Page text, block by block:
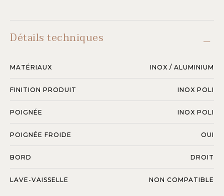
Détails techniques
MATÉRIAUX INOX / ALUMINIUM
FINITION PRODUIT INOX POLI
POIGNÉE INOX POLI
POIGNÉE FROIDE OUI
BORD DROIT
LAVE-VAISSELLE NON COMPATIBLE